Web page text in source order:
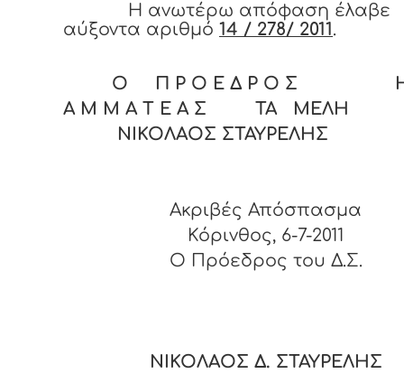
Η ανωτέρω απόφαση έλαβε
αύξοντα αριθμό 14 / 278/ 2011.
Ο Π Ρ Ο Ε Δ Ρ Ο Σ Η
Α Μ Μ Α Τ Ε Α Σ ΤΑ ΜΕΛΗ
ΝΙΚΟΛΑΟΣ ΣΤΑΥΡΕΛΗΣ
Ακριβές Απόσπασμα
Κόρινθος, 6-7-2011
O Πρόεδρος του Δ.Σ.
ΝΙΚΟΛΑΟΣ Δ. ΣΤΑΥΡΕΛΗΣ